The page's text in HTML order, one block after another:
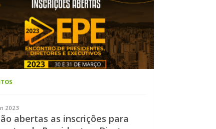
2023
abertas as inscrições para